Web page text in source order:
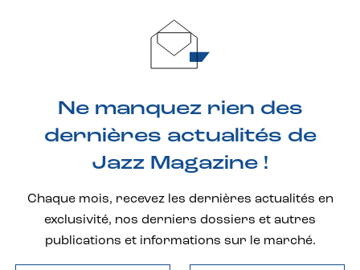
Ne manquez rien des
dernières actualités de
Jazz Magazine !
Chaque mois, recevez les dernières actualités en
exclusivité, nos derniers dossiers et autres
publications et informations sur le marché.